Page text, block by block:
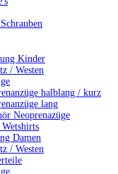
Kinder
/ Westen
halblang / kurz
lang
Neoprenazüge
Wetshirts
Damen
/ Westen